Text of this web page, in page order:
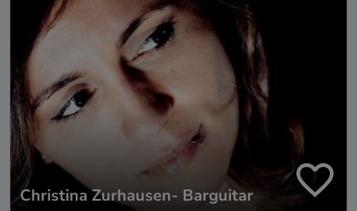
Christina Zurhausen- Barguitar